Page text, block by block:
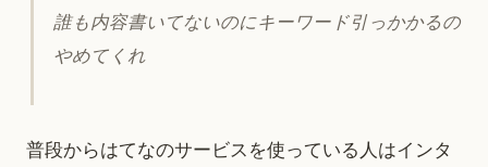
誰も内容書いてないのにキーワード引っかかるの
やめてくれ
普段からはてなのサービスを使っている人はインタ